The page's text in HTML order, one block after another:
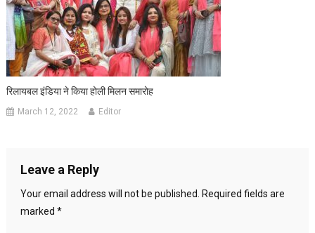
रिलायबल इंडिया ने किया होली मिलन समारोह
March 12, 2022 Editor
Leave a Reply
Your email address will not be published.
Required fields are
marked *